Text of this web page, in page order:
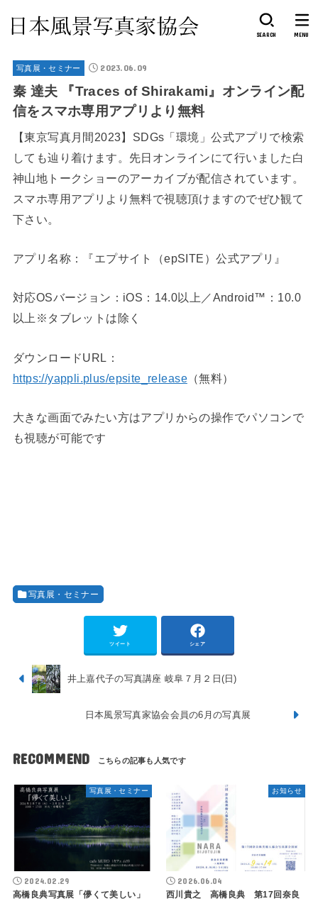
SEARCH MENU
写真展・セミナー 2023.06.09
秦 達夫 『Traces of Shirakami』オンライン配
信をスマホ専用アプリより無料
【東京写真月間2023】SDGs「環境」公式アプリで検索
しても辿り着けます。先日オンラインにて行いました白
神山地トークショーのアーカイブが配信されています。
スマホ専用アプリより無料で視聴頂けますのでぜひ観て
下さい。
アプリ名称：『エプサイト（epSITE）公式アプリ』
対応OSバージョン：iOS：14.0以上／Android™：10.0
以上※タブレットは除く
ダウンロードURL：
https://yappli.plus/epsite_release（無料）
大きな画面でみたい方はアプリからの操作でパソコンで
も視聴が可能です
写真展・セミナー
ツイート シェア
井上嘉代子の写真講座 岐阜７月２日(日)
日本風景写真家協会会員の6月の写真展
RECOMMEND
写真展・セミナー
2024.02.29
​高橋良典写真展「儚くて美しい」
お知らせ
2026.06.04
西川貴之 高橋良典 第17回奈良